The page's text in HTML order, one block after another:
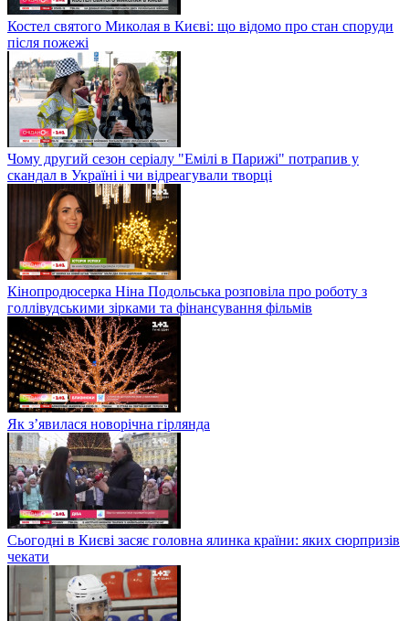
Костел святого Миколая в Києві: що відомо про стан споруди
після пожежі
Чому другий сезон серіалу "Емілі в Парижі" потрапив у
скандал в Україні і чи відреагували творці
Кінопродюсерка Ніна Подольська розповіла про роботу з
голлівудськими зірками та фінансування фільмів
Як з’явилася новорічна гірлянда
Сьогодні в Києві засяє головна ялинка країни: яких сюрпризів
чекати